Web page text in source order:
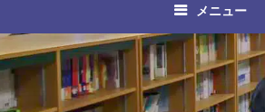
メニュー